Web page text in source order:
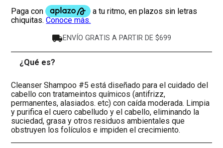
ENVÍO GRATIS A PARTIR DE $699
¿Qué es?
Cleanser Shampoo #5 está diseñado para el cuidado del
cabello con tratameintos químicos (antifrizz,
permanentes, alasiados. etc) con caída moderada. Limpia
y purifica el cuero cabelludo y el cabello, eliminando la
suciedad, grasa y otros residuos ambientales que
obstruyen los folículos e impiden el crecimiento.